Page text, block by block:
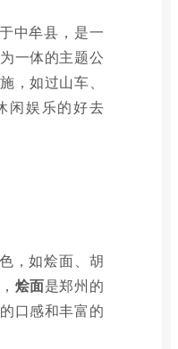
中牟县，是一
一体的主题公
，如过山车、
闲娱乐的好去
，如烩面、胡
烩面是郑州的
口感和丰富的